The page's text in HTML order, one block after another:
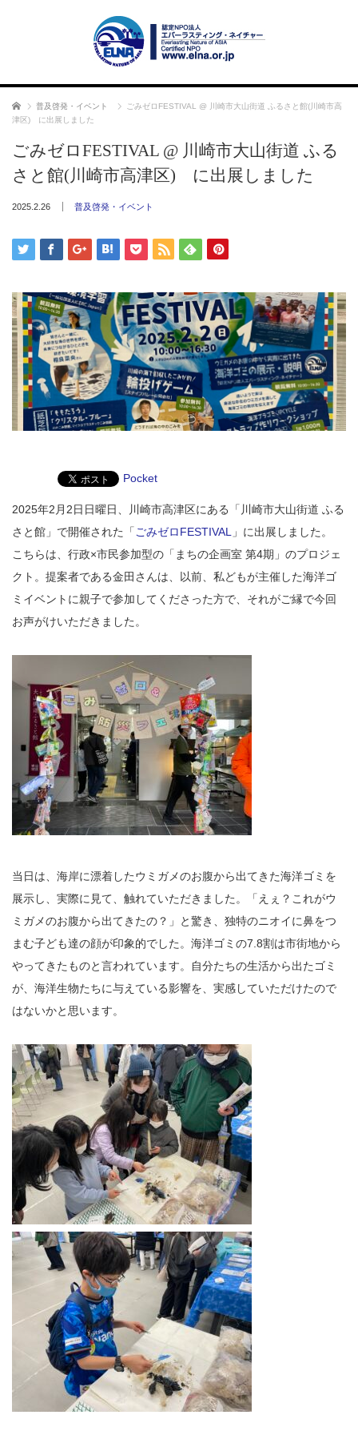
ホーム 普及啓発・イベント
ごみゼロFESTIVAL @ 川崎市大山街道 ふるさと館(川崎市高
津区) に出展しました
ごみゼロFESTIVAL @ 川崎市大山街道 ふる
さと館(川崎市高津区) に出展しました
2025.2.26 普及啓発・イベント
Pocket
2025年2月2日日曜日、川崎市高津区にある「川崎市大山街道 ふる
さと館」で開催された「 ごみゼロFESTIVAL
」に出展しました。
こちらは、行政×市民参加型の「まちの企画室 第4期」のプロジェ
クト。提案者である金田さんは、以前、私どもが主催した海洋ゴ
ミイベントに親子で参加してくださった方で、それがご縁で今回
お声がけいただきました。
当日は、海岸に漂着したウミガメのお腹から出てきた海洋ゴミを
展示し、実際に見て、触れていただきました。「えぇ？これがウ
ミガメのお腹から出てきたの？」と驚き、独特のニオイに鼻をつ
まむ子ども達の顔が印象的でした。海洋ゴミの7.8割は市街地から
やってきたものと言われています。自分たちの生活から出たゴミ
が、海洋生物たちに与えている影響を、実感していただけたので
はないかと思います。